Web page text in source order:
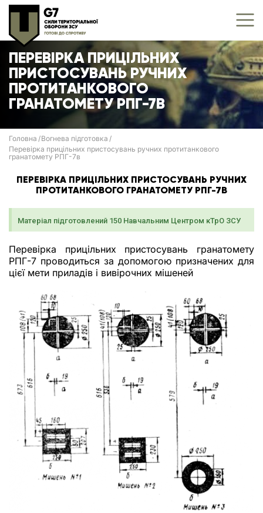
ПЕРЕВІРКА ПРИЦІЛЬНИХ
ПРИСТОСУВАНЬ РУЧНИХ
ПРОТИТАНКОВОГО
ГРАНАТОМЕТУ РПГ-7В
Головна Вогнева підготовка
Перевірка прицільних пристосувань ручних протитанкового
гранатомету РПГ-7в
ПЕРЕВІРКА ПРИЦІЛЬНИХ ПРИСТОСУВАНЬ РУЧНИХ
ПРОТИТАНКОВОГО ГРАНАТОМЕТУ РПГ-7В
Матеріал підготовлений 150 Навчальним Центром кТрО ЗСУ
Перевірка прицільних пристосувань гранатомету
РПГ-7 проводиться за допомогою призначених для
цієї мети приладів і вивірочних мішеней